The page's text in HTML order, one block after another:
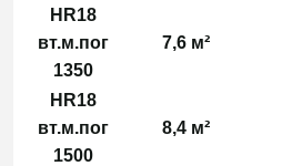
HR18
вт.м.пог
1350
7,6 м²
HR18
вт.м.пог
1500
8,4 м²